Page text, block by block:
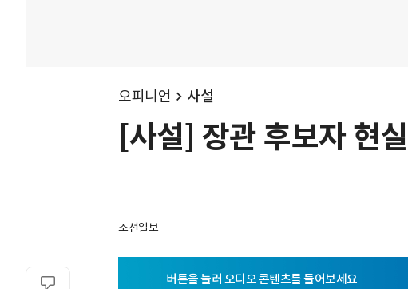
오피니언 사설
[사설] 장관 후보자 현
조선일보